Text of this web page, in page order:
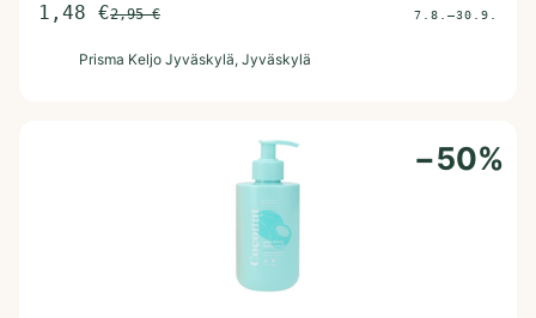
1,48 €2,95€ 7.8.–30.9.
Prisma Keljo Jyväskylä, Jyväskylä
−50%